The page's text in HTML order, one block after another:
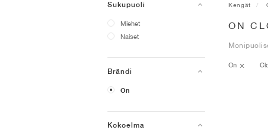
Sukupuoli
Miehet
Naiset
Brändi
On
Kokoelma
Kengät
ON
On